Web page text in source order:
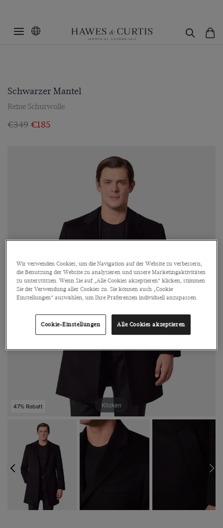
Schwarzer Mantel
Reine Schurwolle
€349 €185
47% Rabatt Klicken
Wir verwenden Cookies, um die Navigation auf der Website zu verbessern,
die Benutzung der Website zu analysieren und unsere Marketingaktivitäten
zu unterstützen. Wenn Sie auf „Alle Cookies akzeptieren“ klicken, stimmen
Sie der Verwendung aller Cookies zu. Sie können auch „Cookie
Einstellungen“ auswählen, um Ihre Präferenzen individuell anzupassen.
Cookie-Einstellungen Alle Cookies akzeptieren